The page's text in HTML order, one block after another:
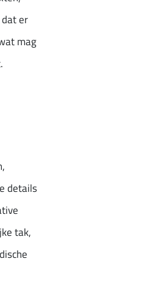
er
mag
details
tak,